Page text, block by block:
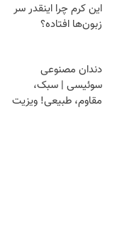
این کرم چرا اینقدر سر
زبون‌ها افتاده؟
دندان مصنوعی
سوئیسی | سبک،
مقاوم، طبیعی! ویزیت